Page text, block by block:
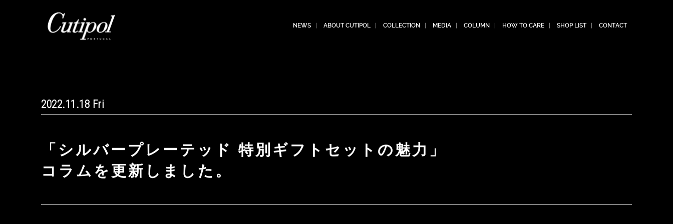
NEWS ABOUT CUTIPOL COLLECTION MEDIA COLUMN HOW TO CARE SHOP LIST CONTACT
2022.11.18 Fri
「シルバープレーテッド 特別ギフトセットの魅力」
コラムを更新しました。